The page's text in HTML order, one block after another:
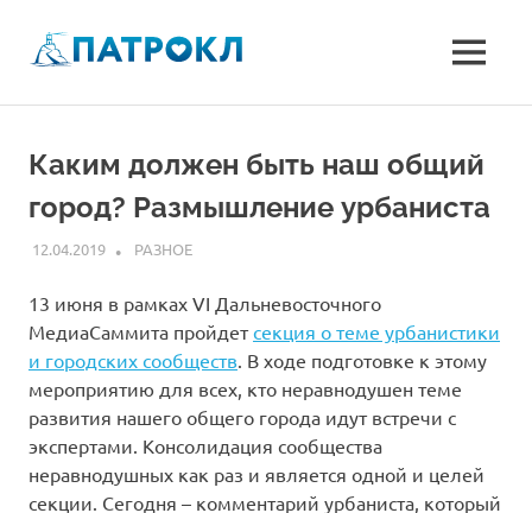
содержимому
Патрокл
Сочинская,
Феодосийская
и
Можайска
микрорайон
Владивосток
MENU
Каким должен быть наш общий
город? Размышление урбаниста
12.04.2019 ADM
РАЗНОЕ
13 июня в рамках VI Дальневосточного
МедиаСаммита пройдетсекция о теме урбанистики
и городских сообществ . В ходе подготовке к этому
мероприятию для всех, кто неравнодушен теме
развития нашего общего города идут встречи с
экспертами. Консолидация сообщества
неравнодушных как раз и является одной и целей
секции. Сегодня – комментарий урбаниста, который